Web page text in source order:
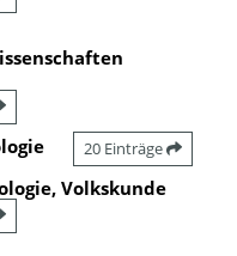
20 Einträge
Volkskunde